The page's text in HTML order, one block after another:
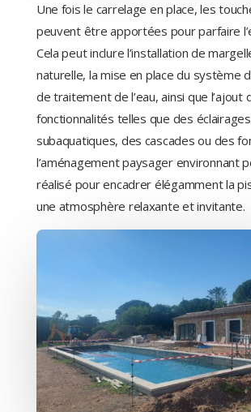
Une fois le carrelage en place, les
peuvent être apportées pour parfaire
Cela peut inclure l’installation de
naturelle, la mise en place du système
de traitement de l’eau, ainsi que l’ajout
fonctionnalités telles que des éclairages
subaquatiques, des cascades ou des
l’aménagement paysager environnant
réalisé pour encadrer élégamment la
une atmosphère relaxante et invitante.